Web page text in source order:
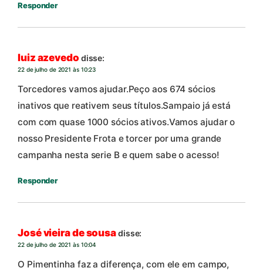
Responder
luiz azevedo disse:
22 de julho de 2021 às 10:23
Torcedores vamos ajudar.Peço aos 674 sócios
inativos que reativem seus títulos.Sampaio já está
com com quase 1000 sócios ativos.Vamos ajudar o
nosso Presidente Frota e torcer por uma grande
campanha nesta serie B e quem sabe o acesso!
Responder
José vieira de sousadisse:
22 de julho de 2021 às 10:04
O Pimentinha faz a diferença, com ele em campo,